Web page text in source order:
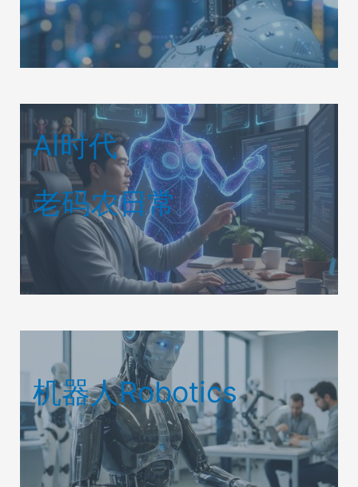
AI时代
老码农日常
机器人Robotics